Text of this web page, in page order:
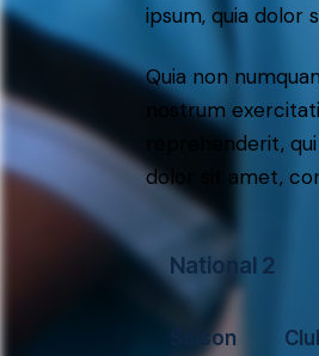
ipsum, quia dolor
Quia non
nostrum
reprehenderit,
dolor sit amet,
National 2
Saison